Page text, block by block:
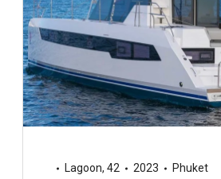
Lagoon, 42 2023 Phuket